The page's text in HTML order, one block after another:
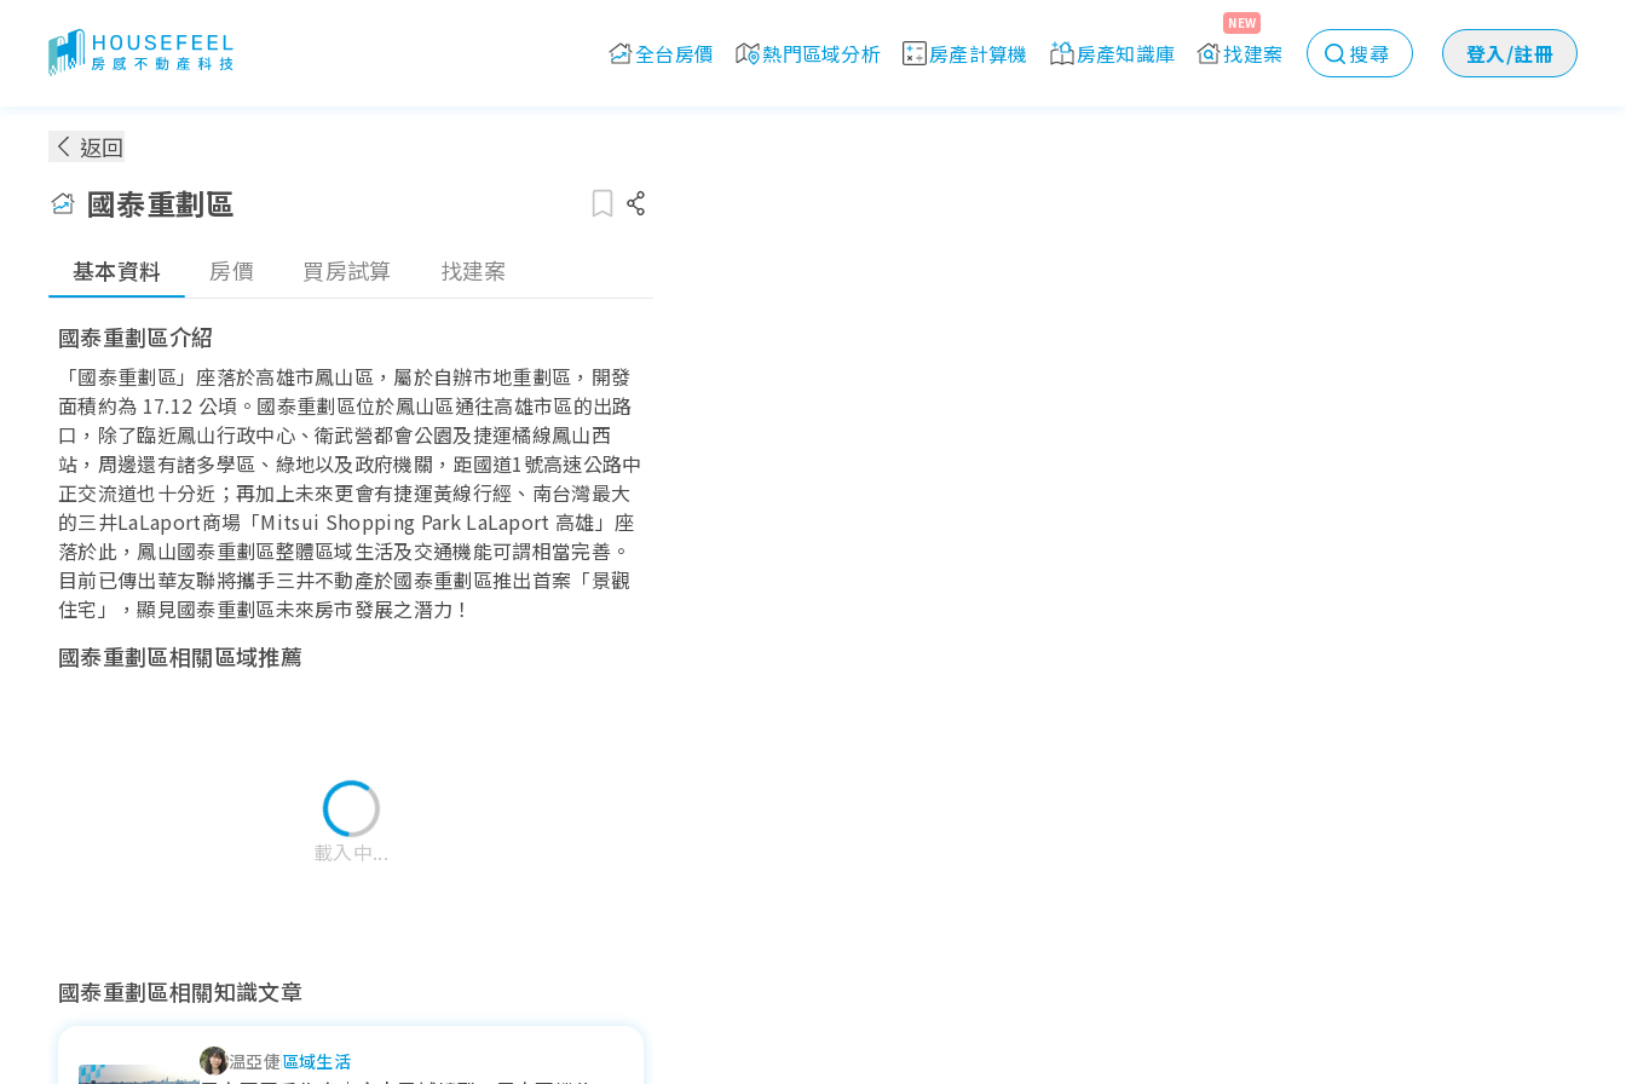
全台房價 熱門區域分析 房產計算機 房產知識庫 找建案
NEW
搜尋 登入/註冊
返回
國泰重劃區
基本資料 房價 買房試算 找建案
國泰重劃區介紹
「國泰重劃區」座落於高雄市鳳山區，屬於自辦市地重劃區，開發
面積約為 17.12 公頃。國泰重劃區位於鳳山區通往高雄市區的出路
口，除了臨近鳳山行政中心、衛武營都會公園及捷運橘線鳳山西
站，周邊還有諸多學區、綠地以及政府機關，距國道1號高速公路中
正交流道也十分近；再加上未來更會有捷運黃線行經、南台灣最大
的三井LaLaport商場「Mitsui Shopping Park LaLaport 高雄」座
落於此，鳳山國泰重劃區整體區域生活及交通機能可謂相當完善。
目前已傳出華友聯將攜手三井不動產於國泰重劃區推出首案「景觀
住宅」，顯見國泰重劃區未來房市發展之潛力！
國泰重劃區相關區域推薦
載入中...
92期重劃區
71期重劃區
高雄大學特區
國泰重劃區相關知識文章
温亞倢區域生活